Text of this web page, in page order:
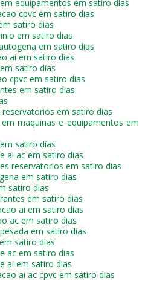
equipamentos em satiro dias
cpvc em satiro dias
satiro dias
em satiro dias
em satiro dias
ai em satiro dias
satiro dias
cpvc em satiro dias
em satiro dias
em satiro dias
maquinas e equipamentos em
satiro dias
ai ac em satiro dias
reservatorios em satiro dias
em satiro dias
satiro dias
em satiro dias
ai em satiro dias
ac em satiro dias
em satiro dias
satiro dias
ac em satiro dias
ai em satiro dias
ai ac cpvc em satiro dias